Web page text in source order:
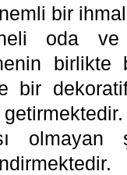
bir
oda
birlikte
bir